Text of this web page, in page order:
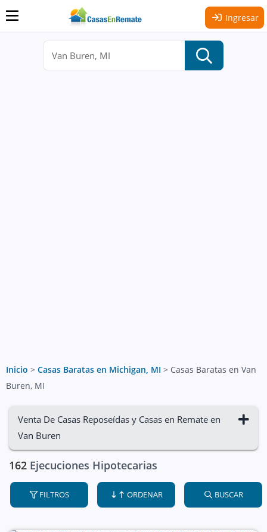
Ingresar
Inicio > Casas Baratas en Michigan, MI > Casas Baratas en Van
Buren, MI
Venta De Casas Reposeídas y Casas en Remate en
Van Buren
162 Ejecuciones Hipotecarias
FILTROS ORDENAR BUSCAR